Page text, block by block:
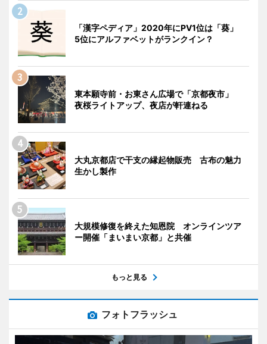
「漢字ペディア」2020年にPV1位は「葵」
5位にアルファベットがランクイン？
東本願寺前・お東さん広場で「京都夜市」
夜桜ライトアップ、夜店が軒連ねる
大丸京都店で干支の縁起物販売 古布の魅力
生かし製作
大規模修復を終えた知恩院 オンラインツア
ー開催「まいまい京都」と共催
もっと見る
フォトフラッシュ